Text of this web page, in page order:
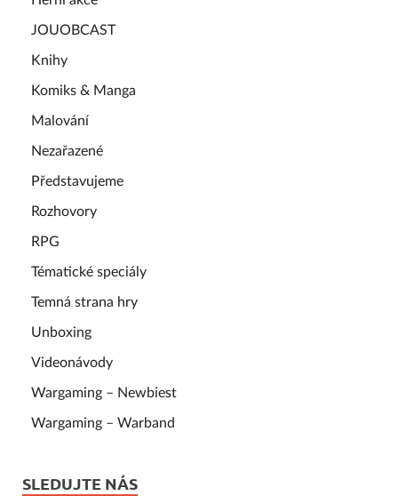
JOUOBCAST
Knihy
Komiks & Manga
Malování
Nezařazené
Představujeme
Rozhovory
RPG
Tématické speciály
Temná strana hry
Unboxing
Videonávody
Wargaming – Newbiest
Wargaming – Warband
SLEDUJTE NÁS